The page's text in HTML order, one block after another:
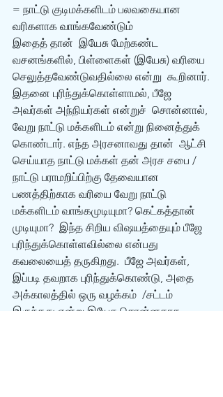
= நாட்டு குடிமக்களிடம் பலவகையான
வரிகளாக‌ வாங்கவேண்டும்
இதைத் தான்  இயேசு மேற்கண்ட
வசனங்களில், பிள்ளைகள் (இயேசு) வரியை
செலுத்தவேண்டுவதில்லை என்று  கூறினார்.
இதனை புரிந்துக்கொள்ளாமல், பீஜே
அவர்கள் அந்நியர்கள் என்றுச்  சொன்னால்,
வேறு நாட்டு மக்களிடம் என்று நினைத்துக்
கொண்டார். எந்த அரசனாவது தான்  ஆட்சி
செய்யாத நாட்டு மக்கள் தன் அரச சபை /
நாட்டு பராமறிப்பிற்கு தேவையான
பணத்திற்காக வரியை வேறு நாட்டு
மக்களிடம் வாங்கமுடியுமா? கெட்கத்தான்
முடியுமா?  இந்த சிறிய விஷயத்தையும் பீஜே
புரிந்துக்கொள்ளவில்லை என்பது
கவலையைத் தருகிறது.  பீஜே அவர்கள்,
இப்படி தவறாக புரிந்துக்கொண்டு, அதை
அக்காலத்தில் ஒரு வழக்கம்  /சட்டம்
இருந்தது என்று இயேசு சொன்னதாக